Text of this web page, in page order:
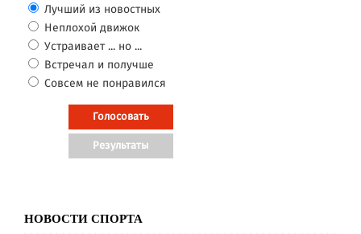
Лучший из новостных
Неплохой движок
Устраивает ... но ...
Встречал и получше
Совсем не понравился
НОВОСТИ СПОРТА